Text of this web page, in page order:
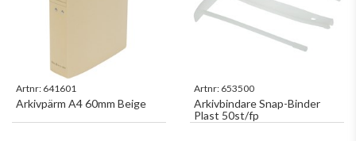
Artnr: 641601
Arkivpärm A4 60mm Beige
Artnr: 653500
Arkivbindare Snap-Binder
Plast 50st/fp